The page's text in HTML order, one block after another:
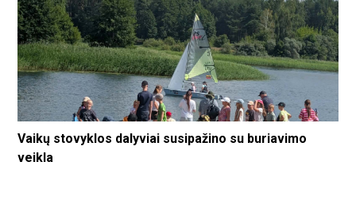
Vaikų stovyklos dalyviai susipažino su buriavimo
veikla